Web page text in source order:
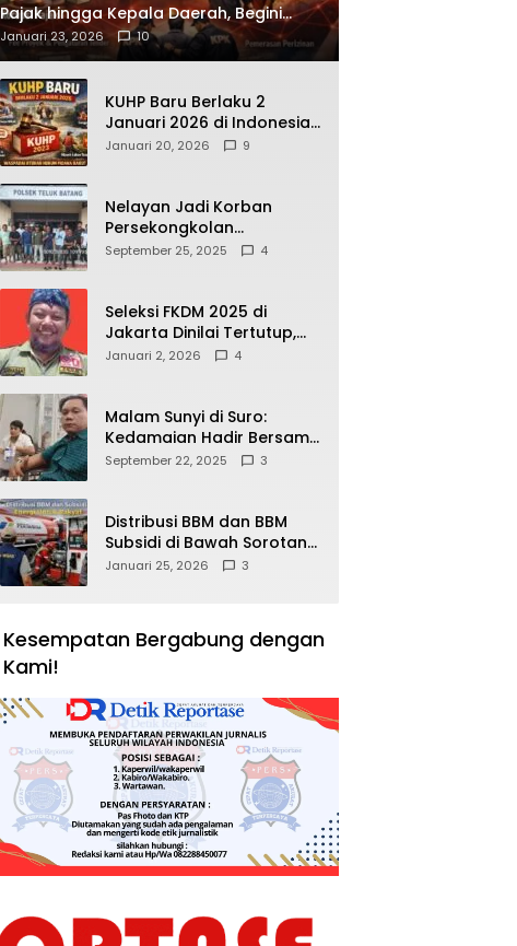
Pajak hingga Kepala Daerah, Begini
Wajah Korupsi yang Terbongkar
Januari 23, 2026 10
KUHP Baru Berlaku 2
Januari 2026 di Indonesia,
Apa Dampaknya bagi
Dipahami Publik
Januari 20, 2026 9
Nelayan Jadi Korban
Persekongkolan
Penyelewengan BBM
September 25, 2025 4
Seleksi FKDM 2025 di
Jakarta Dinilai Tertutup,
Transparansi
Januari 2, 2026 4
Malam Sunyi di Suro:
Kedamaian Hadir Bersama
Secangkir Kopi Hangat
September 22, 2025 3
Distribusi BBM dan BBM
Subsidi di Bawah Sorotan
Publik: Antara Kepentingan
Januari 25, 2026 3
Kesempatan Bergabung dengan
Kami!